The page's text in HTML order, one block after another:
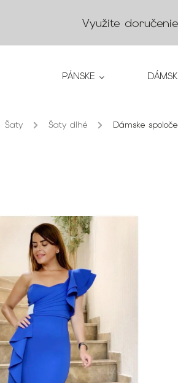
Využite
PÁNSKE
Šaty / Šaty dlhé / Dámske